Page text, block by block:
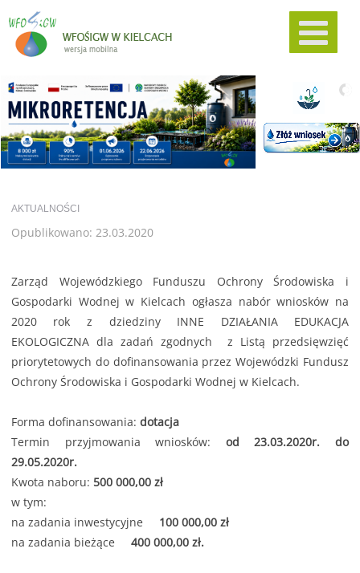
AKTUALNOŚCI
Opublikowano: 23.03.2020
Zarząd Wojewódzkiego Funduszu Ochrony Środowiska i
Gospodarki Wodnej w Kielcach ogłasza nabór wniosków na
2020 rok z dziedziny INNE DZIAŁANIA EDUKACJA
EKOLOGICZNA dla zadań zgodnych z Listą przedsięwzięć
priorytetowych do dofinansowania przez Wojewódzki Fundusz
Ochrony Środowiska i Gospodarki Wodnej w Kielcach.
Forma dofinansowania: dotacja
Termin przyjmowania wniosków: od 23.03.2020r. do
29.05.2020r.
Kwota naboru: 500 000,00 zł
w tym:
na zadania inwestycyjne
100 000,00 zł
na zadania bieżące 400 000,00 zł.